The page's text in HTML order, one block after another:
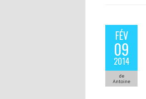
FÉV
09
2014
de
Antoine